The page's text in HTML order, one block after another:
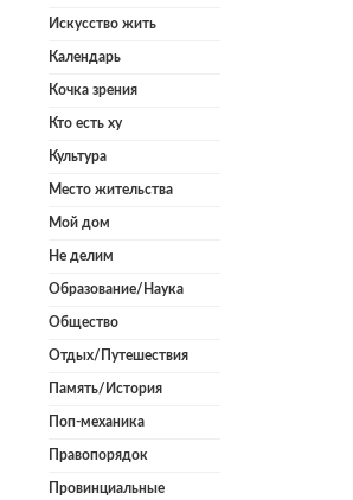
Искусство жить
Календарь
Кочка зрения
Кто есть ху
Культура
Место жительства
Мой дом
Не делим
Образование/Наука
Общество
Отдых/Путешествия
Память/История
Поп-механика
Правопорядок
Провинциальные